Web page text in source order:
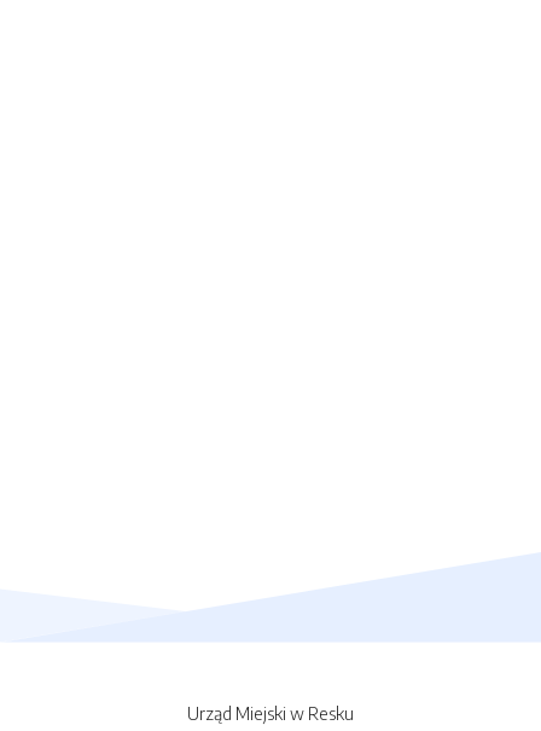
Urząd Miejski w Resku